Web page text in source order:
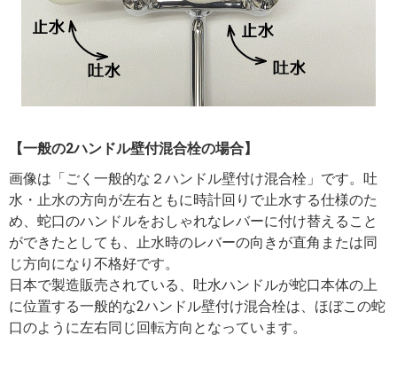
【一般の2ハンドル壁付混合栓の場合】
画像は「ごく一般的な２ハンドル壁付け混合栓」です。吐
水・止水の方向が左右ともに時計回りで止水する仕様のた
め、蛇口のハンドルをおしゃれなレバーに付け替えること
ができたとしても、止水時のレバーの向きが直角または同
じ方向になり不格好です。
日本で製造販売されている、吐水ハンドルが蛇口本体の上
に位置する一般的な2ハンドル壁付け混合栓は、ほぼこの蛇
口のように左右同じ回転方向となっています。